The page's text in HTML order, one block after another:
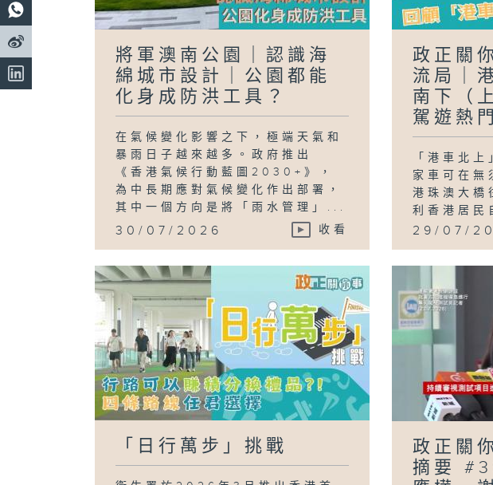
將軍澳南公園｜認識海
綿城市設計｜公園都能
化身成防洪工具？
在氣候變化影響之下，極端天氣和
暴雨日子越來越多。政府推出
《香港氣候行動藍圖2030+》，
為中長期應對氣候變化作出部署，
其中一個方向是將「雨水管理」...
30/07/2026 收看
政正關
流局｜
南下（
駕遊熱
「港車北
家車可在無
港珠澳大橋
利香港居民
29/07/
「日行萬步」挑戰
政正關
摘要